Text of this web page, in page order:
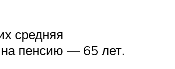
средняя
на пенсию — 65 лет.